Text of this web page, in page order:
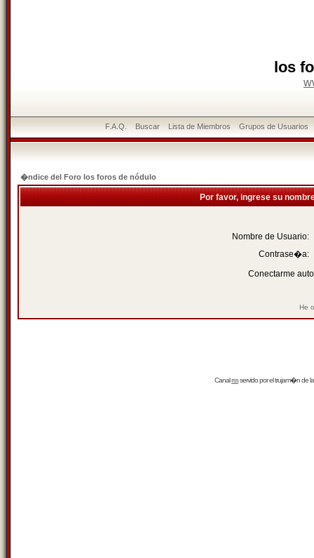
los
F.A.Q. Buscar Lista de Miembros Grupos de Usuarios
�ndice del Foro los foros de nódulo
Por favor, ingrese su
Nombre de Usuario:
Contrase�a:
Conectarme
He
Canalrssservido por eltrujam�nde